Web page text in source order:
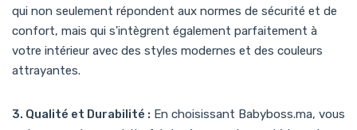
qui non seulement répondent aux normes de sécurité et de
confort, mais qui s'intègrent également parfaitement à
votre intérieur avec des styles modernes et des couleurs
attrayantes.
3. Qualité et Durabilité : En choisissant Babyboss.ma, vous